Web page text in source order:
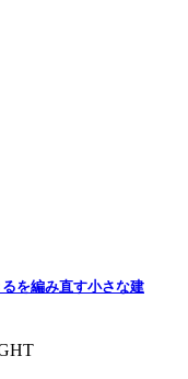
を編み直す小さな建